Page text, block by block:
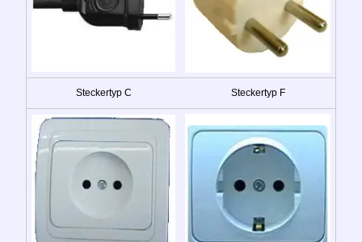
Steckertyp C Steckertyp F